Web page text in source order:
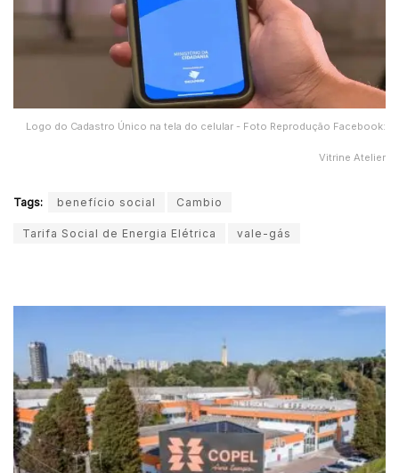
Logo do Cadastro Único na tela do celular - Foto Reprodução Facebook:
Vitrine Atelier
Tags: benefício social Cambio
Tarifa Social de Energia Elétrica vale-gás